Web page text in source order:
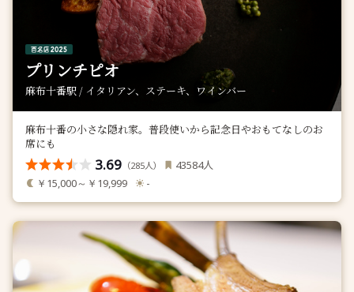
プリンチピオ
麻布十番駅 / イタリアン、ステーキ、ワインバー
麻布十番の小さな隠れ家。普段使いから記念日やおもてなしのお
席にも
3.69 （285人） 43584人
￥15,000～￥19,999 -